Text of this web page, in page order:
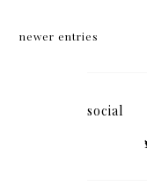
newer entries
social